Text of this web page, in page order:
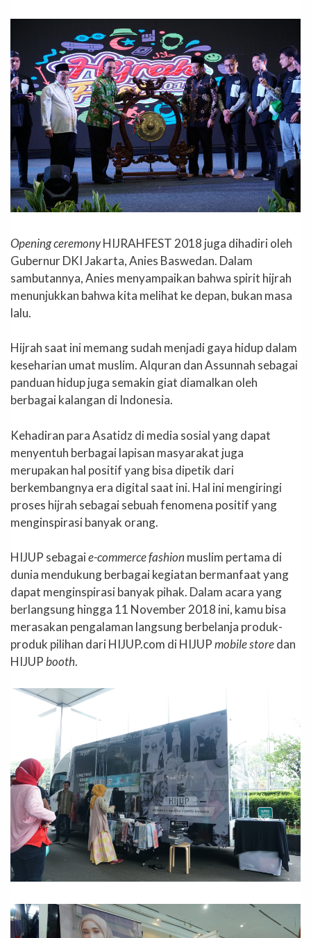
Opening ceremonyHIJRAHFEST 2018 juga dihadiri oleh
Gubernur DKI Jakarta, Anies Baswedan. Dalam
sambutannya, Anies menyampaikan bahwa spirit hijrah
menunjukkan bahwa kita melihat ke depan, bukan masa
lalu.
Hijrah saat ini memang sudah menjadi gaya hidup dalam
keseharian umat muslim. Alquran dan Assunnah sebagai
panduan hidup juga semakin giat diamalkan oleh
berbagai kalangan di Indonesia.
Kehadiran para Asatidz di media sosial yang dapat
menyentuh berbagai lapisan masyarakat juga
merupakan hal positif yang bisa dipetik dari
berkembangnya era digital saat ini. Hal ini mengiringi
proses hijrah sebagai sebuah fenomena positif yang
menginspirasi banyak orang.
HIJUP sebagaie-commerce fashion muslim pertama di
dunia mendukung berbagai kegiatan bermanfaat yang
dapat menginspirasi banyak pihak. Dalam acara yang
berlangsung hingga 11 November 2018 ini, kamu bisa
merasakan pengalaman langsung berbelanja produk-
produk pilihan dari HIJUP.com di HIJUPmobile storedan
HIJUPbooth.